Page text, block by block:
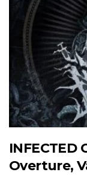
INFECTED
Overture,